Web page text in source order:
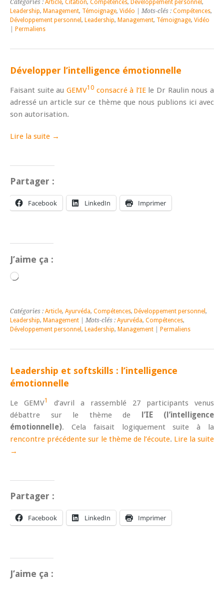
Catégories : Article, Citation, Compétences, Développement personnel ,
Leadership, Management, Témoignage, Vidéo | Mots-clés : Compétences,
Développement personnel , Leadership, Management, Témoignage, Vidéo
Permaliens
Développer l’intelligence émotionnelle
Faisant suite au GEMV10 consacré à l’IEle Dr Raulin nous a
adressé un article sur ce thème que nous publions ici avec
son autorisation.
Lire la suite →
Partager :
Facebook LinkedIn Imprimer
J’aime ça :
Chargement…
Catégories : Article, Ayurvéda, Compétences, Développement personnel ,
Leadership, Management | Mots-clés : Ayurvéda, Compétences,
Développement personnel , Leadership, Management Permaliens
Leadership et softskills : l’intelligence
émotionnelle
Le GEMV1
d’avril a rassemblé 27 participants venus
débattre sur le thème de
l’IE (l’intelligence
émotionnelle). Cela faisait logiquement suite à la
rencontre précédente sur le thème de l’écoute. Lire la suite
→
Partager :
Facebook LinkedIn Imprimer
J’aime ça :